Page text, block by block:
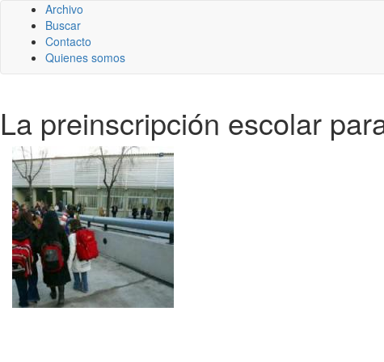
Archivo
Buscar
Contacto
Quienes somos
La preinscripción escolar